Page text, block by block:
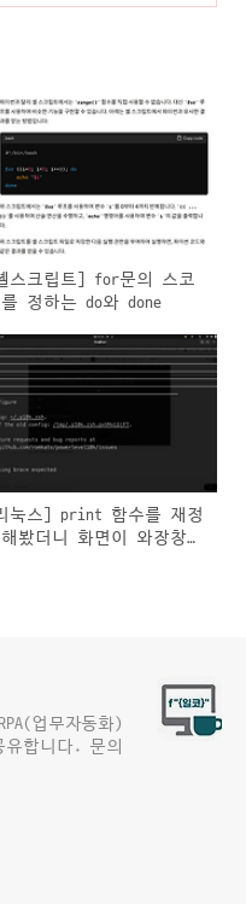
스크립트] for문의 스코
정하는 do와 done
눅스] print 함수를 재정
해봤더니 화면이 와장창
업무자동화)
합니다. 문의